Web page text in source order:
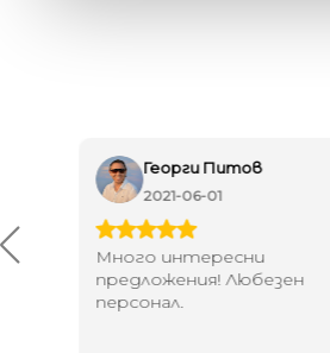
Георги Питов
2021-06-01
Много интересни
предложения! Любезен
персонал.